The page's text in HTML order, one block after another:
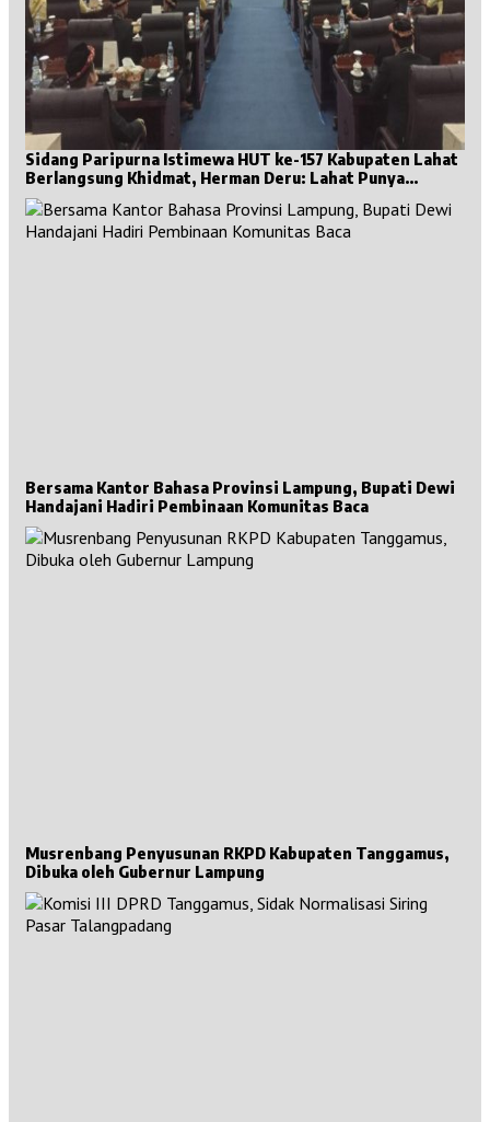
Sidang Paripurna Istimewa HUT ke-157 Kabupaten Lahat
Berlangsung Khidmat, Herman Deru: Lahat Punya
Sejarah Besar untuk Sumsel
Bersama Kantor Bahasa Provinsi Lampung, Bupati Dewi
Handajani Hadiri Pembinaan Komunitas Baca
Musrenbang Penyusunan RKPD Kabupaten Tanggamus,
Dibuka oleh Gubernur Lampung